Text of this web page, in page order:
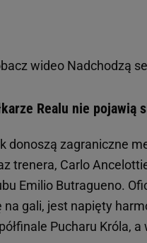
wideo Nadchodzą
Realu nie pojawią
donoszą zagraniczne
trenera, Carlo
Emilio Butragueno.
na gali, jest napięty
Pucharu Króla,